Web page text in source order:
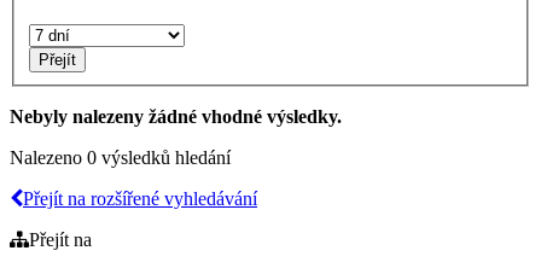
Nebyly nalezeny žádné vhodné výsledky.
Nalezeno 0 výsledků hledání
Přejít na rozšířené vyhledávání
Přejít na